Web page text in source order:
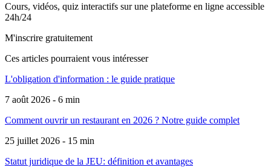
Cours, vidéos, quiz interactifs sur une plateforme en ligne accessible
24h/24
M'inscrire gratuitement
Ces articles pourraient vous intéresser
L'obligation d'information : le guide pratique
7 août 2026 - 6 min
Comment ouvrir un restaurant en 2026 ? Notre guide complet
25 juillet 2026 - 15 min
Statut juridique de la JEU: définition et avantages